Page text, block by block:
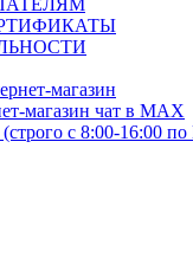
магазин
магазин чат в MAX
(строго с 8:00-16:00